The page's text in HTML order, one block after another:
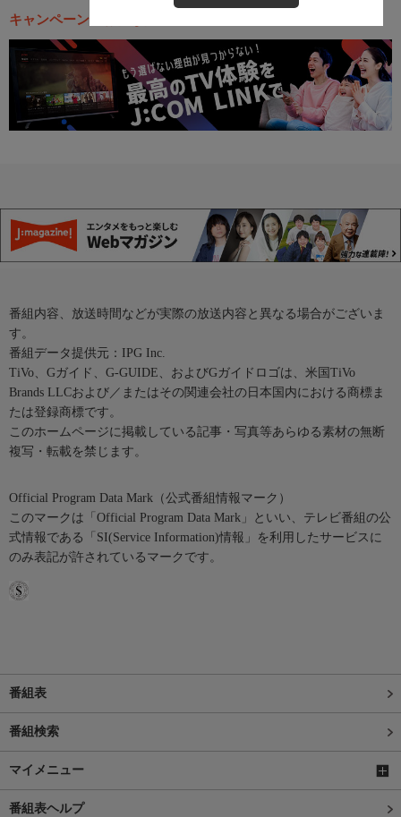
キャンペーン・お得な情報
番組内容、放送時間などが実際の放送内容と異なる場合がございま
す。
番組データ提供元：IPG Inc.
TiVo、Gガイド、G-GUIDE、およびGガイドロゴは、米国TiVo
Brands LLCおよび／またはその関連会社の日本国内における商標ま
たは登録商標です。
このホームページに掲載している記事・写真等あらゆる素材の無断
複写・転載を禁じます。
Official Program Data Mark（公式番組情報マーク）
このマークは「Official Program Data Mark」といい、テレビ番組の公
式情報である「SI(Service Information)情報」を利用したサービスに
のみ表記が許されているマークです。
番組表
番組検索
マイメニュー
番組表ヘルプ